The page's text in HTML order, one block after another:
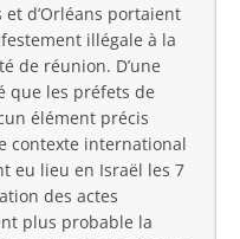
d’Orléans portaient
illégale à la
de réunion. D’une
que les préfets de
élément précis
contexte international
eu lieu en Israël les 7
des actes
plus probable la